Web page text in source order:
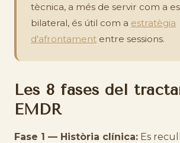
tècnica, a més de servir com a
bilateral, és útil com a estratègia
d'afrontament entre sessions.
Les 8 fases del
EMDR
Fase 1 — Història clínica: Es